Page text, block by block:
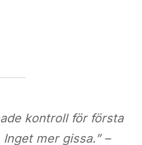
kontroll för första
mer gissa.” –